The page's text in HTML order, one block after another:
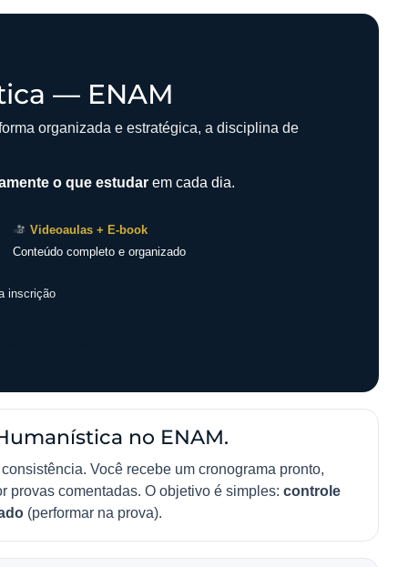
— ENAM
organizada e estratégica, a disciplina de
o que estudar em cada dia.
Videoaulas + E-book
Conteúdo completo e organizado
inscrição
no ENAM.
Você recebe um cronograma pronto,
provas comentadas. O objetivo é simples: controle
(performar na prova).